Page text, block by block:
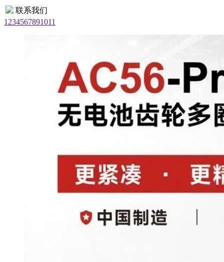
联系我们
1 234567891011